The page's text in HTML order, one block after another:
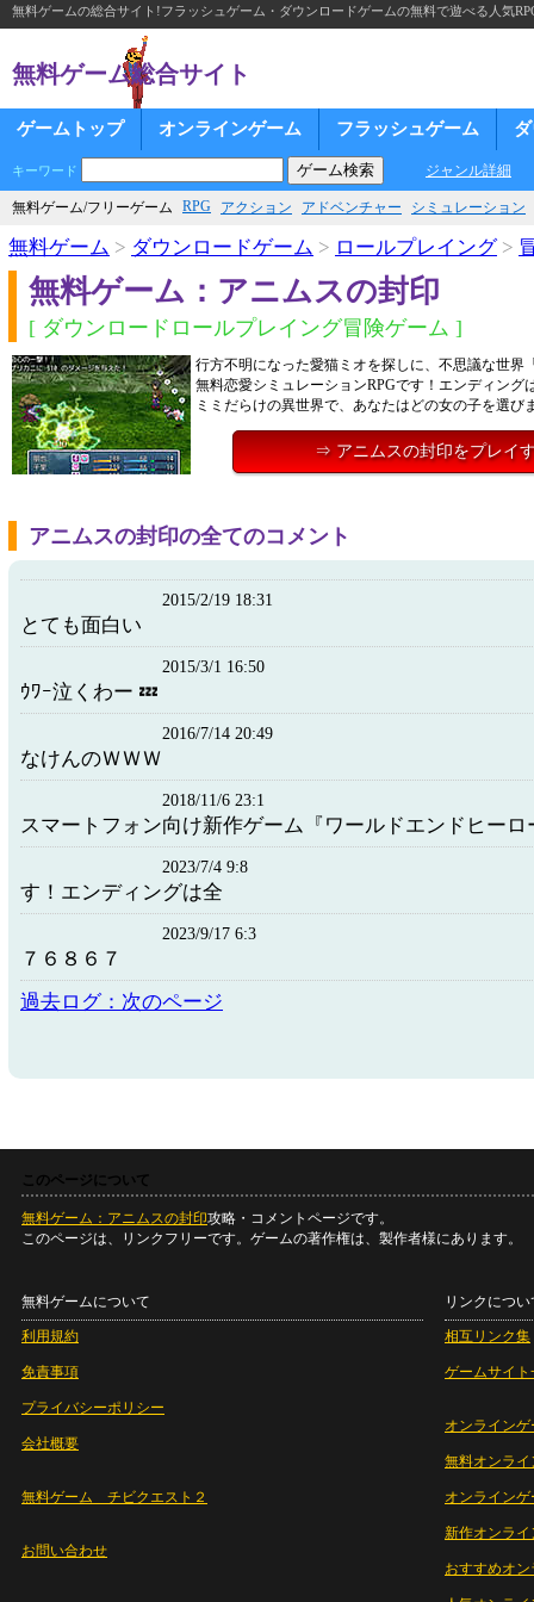
無料ゲームの総合サイト!フラッシュゲーム・ダウンロードゲームの無料で遊べる人気
無料ゲーム総合サイト
ゲームトップ オンラインゲーム フラッシュゲーム
キーワード ジャンル詳細
無料ゲーム/フリーゲーム RPG アクション アドベンチャー シミュレーション
無料ゲーム > ダウンロードゲーム > ロールプレイング>
無料ゲーム：アニムスの封印
[ ダウンロードロールプレイング冒険ゲーム ]
行方不明になった愛猫ミオを探しに、不思議な世界
無料恋愛シミュレーションRPGです！エンディング
ミミだらけの異世界で、あなたはどの女の子を選び
⇒ アニムスの封印をプレイ
アニムスの封印の全てのコメント
2015/2/19 18:31
とても面白い
2015/3/1 16:50
ｳﾜｰ泣くわー 💤
2016/7/14 20:49
なけんのＷＷＷ
2018/11/6 23:1
スマートフォン向け新作ゲーム『ワールドエンドヒーロ
2023/7/4 9:8
す！エンディングは全
2023/9/17 6:3
７６８６７
過去ログ：次のページ
このページについて
無料ゲーム：アニムスの封印攻略・コメントページです。
このページは、リンクフリーです。ゲームの著作権は、製作者様にあります。
無料ゲームについて
利用規約
免責事項
プライバシーポリシー
会社概要
無料ゲーム チビクエスト２
お問い合わせ
リンクについ
相互リンク集
ゲームサイト
オンラインゲ
無料オンライ
オンライン
新作オンライ
おすすめオ